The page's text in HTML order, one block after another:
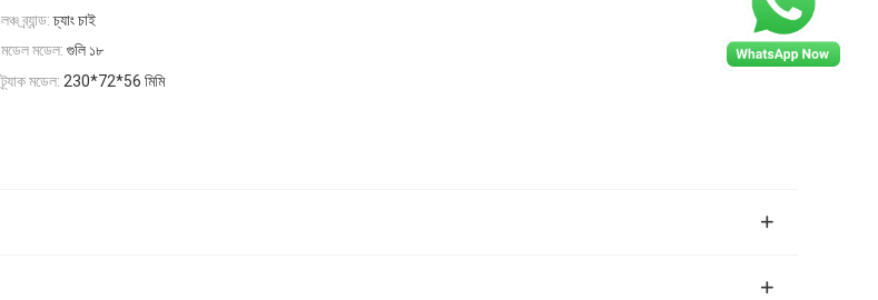
লঞ্চ ব্র্যান্ড: চ্যাং চাই
মডেল মডেল: গুলি ১৮
ট্র্যাক মডেল: 230*72*56 মিমি